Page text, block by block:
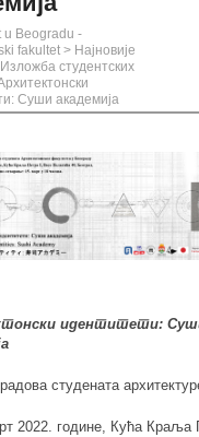
u Beogradu -
fakultet > Најновије
Изложба студентских
Суши академија
идентитети:
студената
2022. године, Кућа Краља